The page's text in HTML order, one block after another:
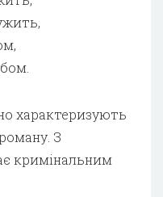
характеризують
З
кримінальним